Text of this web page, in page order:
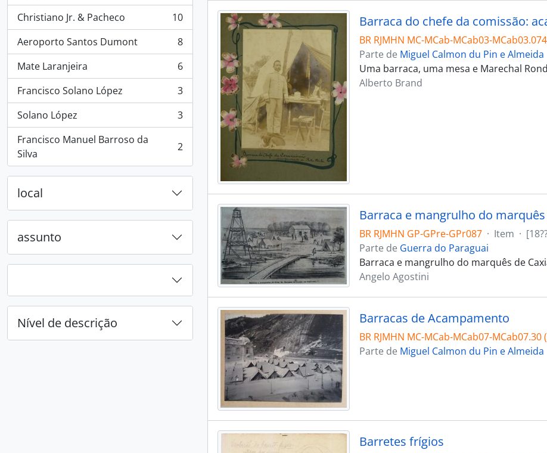
Christiano Jr. & Pacheco
, 10 resultados
10
Aeroporto Santos Dumont
, 8 resultados
8
Mate Laranjeira
, 6 resultados
6
Francisco Solano López
, 3 resultados
3
Solano López
, 3 resultados
3
Francisco Manuel Barroso da
Silva
, 2 resultados 2
local
assunto
Nível de descrição
Barraca do chefe da comissão:
BR RJMHN MC-MCab-MCab03-MCab03.074
Parte de Miguel Calmon du Pin e Almeida
Uma barraca, uma mesa e Marechal
Alberto Brand
Barraca e mangrulho do
BR RJMHN GP-GPre-GPr087 · Item ·
Parte de Guerra do Paraguai
Barraca e mangrulho do marquês de
Angelo Agostini
Barracas de Acampamento
BR RJMHN MC-MCab-MCab07-MCab07.30
Parte de Miguel Calmon du Pin e Almeida
Barretes frígios